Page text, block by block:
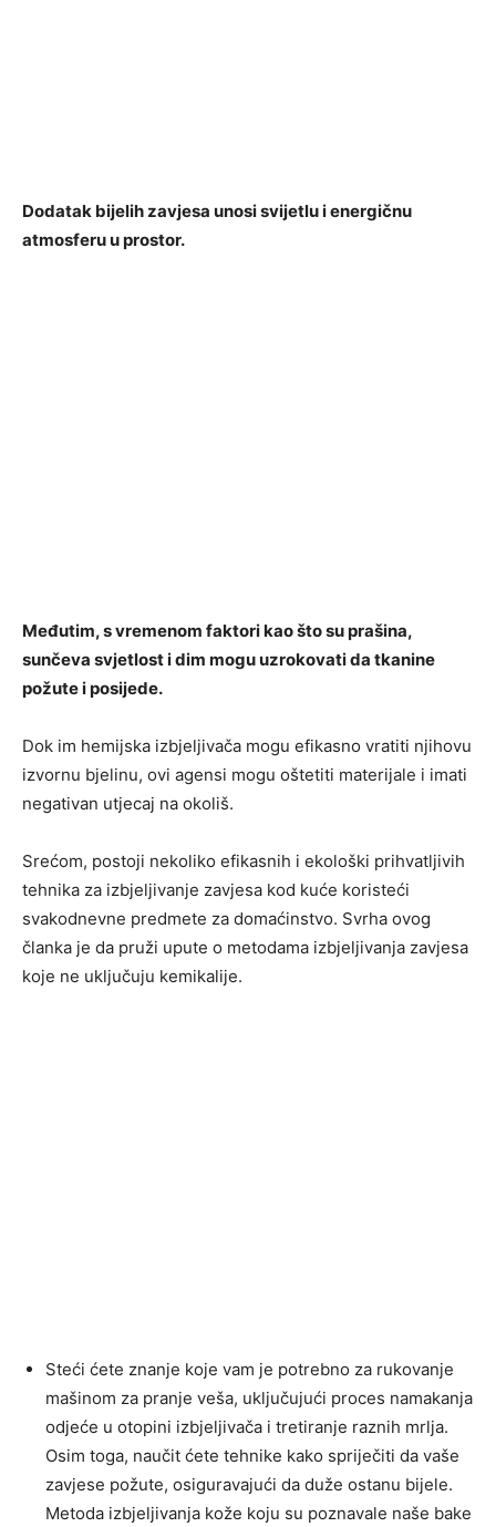
Dodatak bijelih zavjesa unosi svijetlu i energičnu
atmosferu u prostor.
Međutim, s vremenom faktori kao što su prašina,
sunčeva svjetlost i dim mogu uzrokovati da tkanine
požute i posijede.
Dok im hemijska izbjeljivača mogu efikasno vratiti njihovu
izvornu bjelinu, ovi agensi mogu oštetiti materijale i imati
negativan utjecaj na okoliš.
Srećom, postoji nekoliko efikasnih i ekološki prihvatljivih
tehnika za izbjeljivanje zavjesa kod kuće koristeći
svakodnevne predmete za domaćinstvo. Svrha ovog
članka je da pruži upute o metodama izbjeljivanja zavjesa
koje ne uključuju kemikalije.
Steći ćete znanje koje vam je potrebno za rukovanje
mašinom za pranje veša, uključujući proces namakanja
odjeće u otopini izbjeljivača i tretiranje raznih mrlja.
Osim toga, naučit ćete tehnike kako spriječiti da vaše
zavjese požute, osiguravajući da duže ostanu bijele.
Metoda izbjeljivanja kože koju su poznavale naše bake